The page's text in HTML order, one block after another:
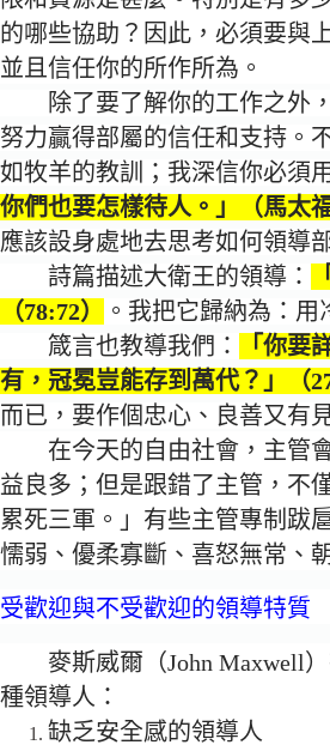
的哪些協助？因此，必須要與
並且信任你的所作所為。
除了要了解你的工作之外
努力贏得部屬的信任和支持。
如牧羊的教訓；我深信你必須
你們也要怎樣待人。」（馬太福
應該設身處地去思考如何領導
詩篇描述大衛王的領導：
（78:72）
。我把它歸納為：
箴言也教導我們：
「你要
有，冠冕豈能存到萬代？」（
而已，要作個忠心、良善又有
在今天的自由社會，主管
益良多；但是跟錯了主管，不
累死三軍。」有些主管專制跋
懦弱、優柔寡斷、喜怒無常、
受歡迎與不受歡迎的領導特質
麥斯威爾（John Maxwell
種領導人：
缺乏安全感的領導人